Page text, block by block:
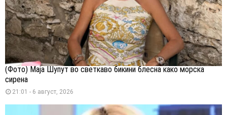
(Фото) Маја Шупут во светкаво бикини блесна како морска
сирена
21:01 - 6 август, 2026